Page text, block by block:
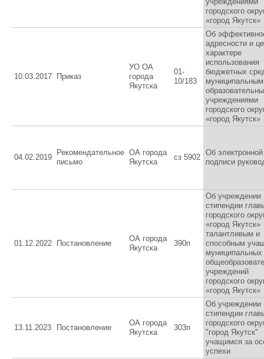
городского
«город Якутск»
10.03.2017 Приказ
УО ОА
города
Якутска
01-
10/183
Об
адресности и
характере
использования
бюджетных
учреждениями
городского
«город Якутск»
04.02.2019
Рекомендательное
письмо
ОА города
Якутска
сз 5902
Об электронной
подписи
01.12.2022 Постановление
ОА города
Якутска
390п
Об учреждении
стипендии
городского
«город Якутск»
талантливым и
способным
муниципальных
учреждений
городского
«город Якутск»
13.11.2023 Постановление
ОА города
Якутска
303п
Об учреждении
стипендии
городского
"город Якутск"
учащимся за
успехи